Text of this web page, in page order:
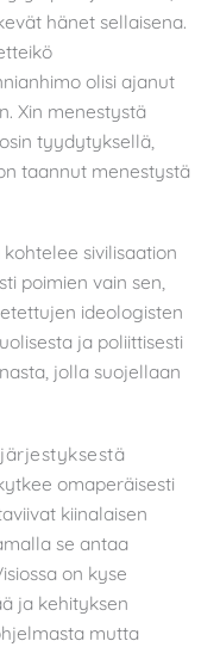
hänet sellaisena.
olisi ajanut
Xin menestystä
tyydytyksellä,
taannut menestystä
sivilisaation
poimien vain sen,
ideologisten
ja poliittisesti
jolla suojellaan
omaperäisesti
kiinalaisen
se antaa
on kyse
ja kehityksen
mutta